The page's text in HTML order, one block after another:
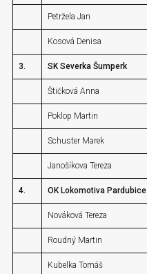
Petržela Jan
Kosová Denisa
3. SK Severka Šumperk
Štičková Anna
Poklop Martin
Schuster Marek
Janošíkova Tereza
4. OK Lokomotiva Pardubice
Nováková Tereza
Roudný Martin
Kubelka Tomáš